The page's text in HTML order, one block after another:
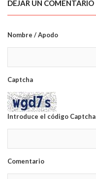
DEJAR UN COMENTARIO
Nombre / Apodo
Captcha
Introduce el código Captcha
Comentario